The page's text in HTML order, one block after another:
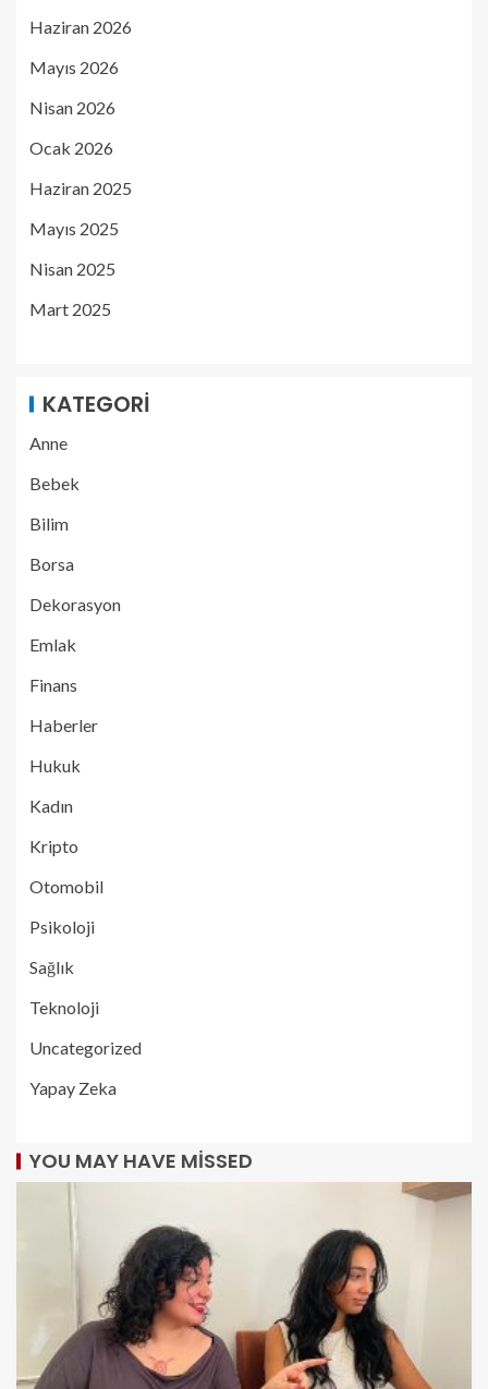
Haziran 2026
Mayıs 2026
Nisan 2026
Ocak 2026
Haziran 2025
Mayıs 2025
Nisan 2025
Mart 2025
KATEGORI
Anne
Bebek
Bilim
Borsa
Dekorasyon
Emlak
Finans
Haberler
Hukuk
Kadın
Kripto
Otomobil
Psikoloji
Sağlık
Teknoloji
Uncategorized
Yapay Zeka
YOU MAY HAVE MISSED